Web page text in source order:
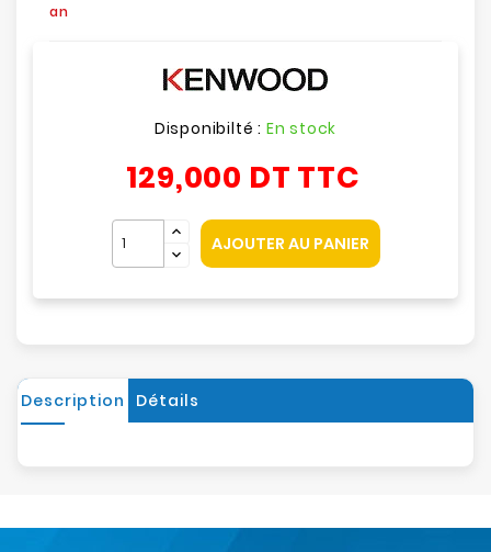
an
Disponibilté : En stock
129,000 DT TTC
AJOUTER AU PANIER
Description Détails